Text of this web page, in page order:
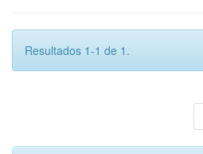
Resultados 1-1 de 1.